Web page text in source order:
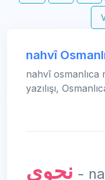
nahvî
nahvî osmanlıca
yazılışı,
نحوی